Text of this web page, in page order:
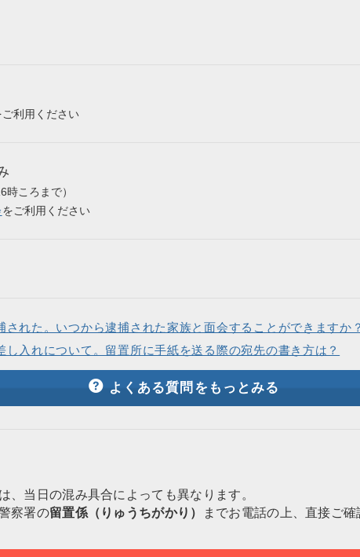
ご利用ください
時ころまで）
をご利用ください
された。いつから逮捕された家族と面会することができますか？
し入れについて。留置所に手紙を送る際の宛先の書き方は？
よくある質問をもっとみる
、当日の混み具合によっても異なります。
察署の留置係（りゅうちがかり） までお電話の上、直接ご確